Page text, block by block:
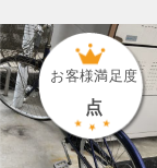
お客様満足度
点